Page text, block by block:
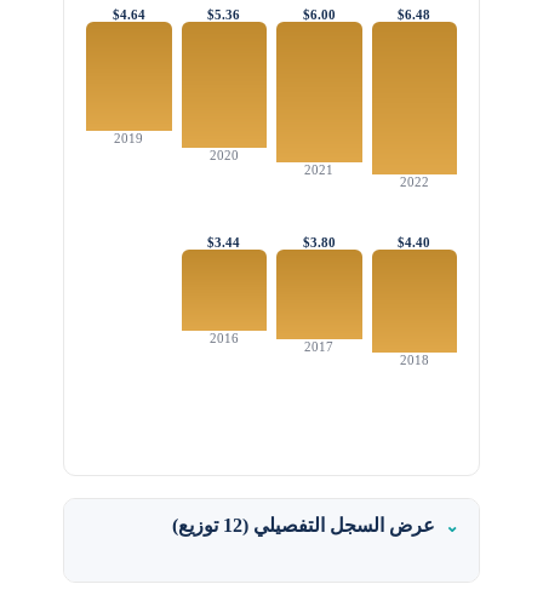
$6.48
2022
$6.00
2021
$5.36
2020
$4.64
2019
$4.40
2018
$3.80
2017
$3.44
2016
عرض السجل التفصيلي (12 توزيع)